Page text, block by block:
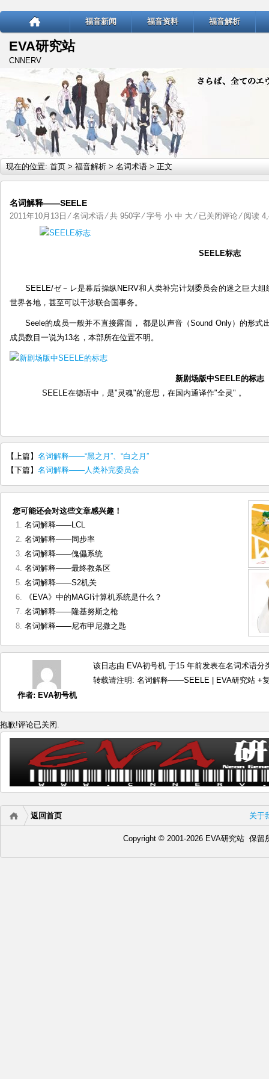
福音新闻 福音资料 福音解析
EVA研究站
CNNERV
现在的位置: 首页 > 福音解析 > 名词术语 > 正文
名词解释——SEELE
2011年10月13日 ⁄名词术语⁄ 共 950字 ⁄ 字号 小 中 大 ⁄ 名
释
已关闭评论⁄ 阅读
SEELE标志
SEELE/ゼ－レ是幕后操纵NERV和人类补完计划委员会的迷之巨大
世界各地，甚至可以干涉联合国事务。
Seele的成员一般并不直接露面， 都是以声音（Sound Only）的形式
成员数目一说为13名，本部所在位置不明。
新剧场版中SEELE的标志
SEELE在德语中，是"灵魂"的意思，在国内通译作"全灵" 。
【上篇】 名词解释——“黑之月”、“白之月”
【下篇】 名词解释——人类补完委员会
您可能还会对这些文章感兴趣！
名词解释——LCL
名词解释——同步率
名词解释——傀儡系统
名词解释——最终教条区
名词解释——S2机关
《EVA》中的MAGI计算机系统是什么？
名词解释——隆基努斯之枪
名词解释——尼布甲尼撒之匙
作者: EVA初号机
该日志由 EVA初号机 于15 年前发表在名词术语分
转载请注明: 名词解释——SEELE | EVA研究站 +
抱歉!评论已关闭.
关于
返回首页
Copyright © 2001-2026 EVA研究站 保